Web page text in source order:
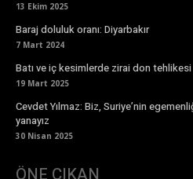
13 Ekim 2025
Baraj doluluk oranı: Diyarbakır
7 Mart 2024
Batı ve iç kesimlerde zirai don tehlikesi
19 Mart 2025
Cevdet Yılmaz: Biz, Suriye’nin
yanayız
30 Nisan 2025